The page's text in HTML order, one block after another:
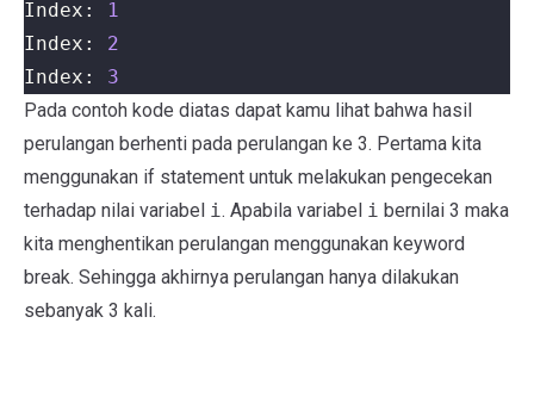
Index:
1
Index: 2
Index: 3
Pada contoh kode diatas dapat kamu lihat bahwa hasil
perulangan berhenti pada perulangan ke 3. Pertama kita
menggunakan if statement untuk melakukan pengecekan
terhadap nilai variabel i. Apabila variabel i bernilai 3 maka
kita menghentikan perulangan menggunakan keyword
break. Sehingga akhirnya perulangan hanya dilakukan
sebanyak 3 kali.